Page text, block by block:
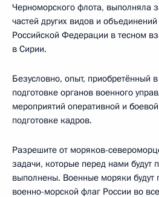
Черноморского флота, выполняла
частей других видов и
Российской Федерации в тесном
в Сирии.
Безусловно, опыт, приобретённый
подготовке органов военного
мероприятий оперативной и
подготовке кадров.
Разрешите от моряков-
задачи, которые перед нами будут
выполнены. Военные моряки будут
военно-морской флаг России во